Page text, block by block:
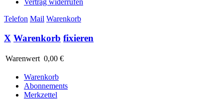
Vertrag widerrufen
Telefon Mail Warenkorb
X Warenkorb fixieren
Warenwert 0,00 €
Warenkorb
Abonnements
Merkzettel